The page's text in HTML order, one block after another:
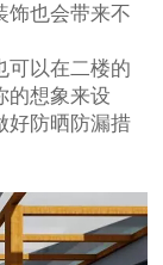
饰也会带来不
以在二楼的
的想象来设
好防晒防漏措